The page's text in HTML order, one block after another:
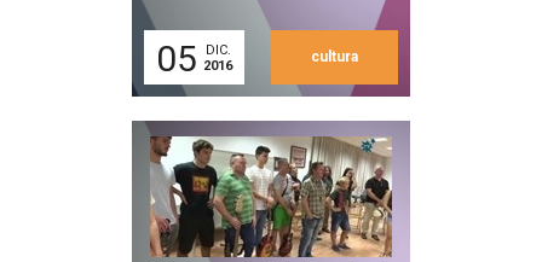
05
DIC.
2016
cultura